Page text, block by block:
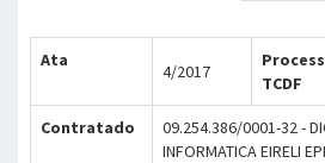
Ata
4/2017
TCDF
Contratado
09.254.386/0001-32 -
INFORMATICA EIRELI